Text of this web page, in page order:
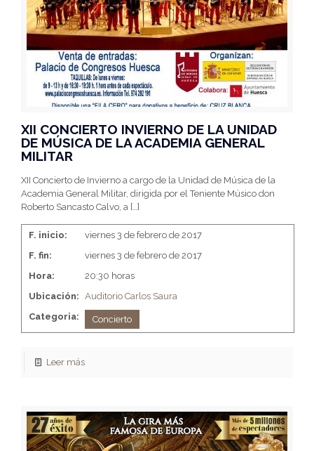
XII CONCIERTO INVIERNO DE LA UNIDAD
DE MÚSICA DE LA ACADEMIA GENERAL
MILITAR
XII Concierto de Invierno a cargo de la Unidad de Música de la
Academia General Militar, dirigida por el Teniente Músico don
Roberto Sancasto Calvo, a […]
F. inicio:
viernes 3 de febrero de 2017
F. fin:
viernes 3 de febrero de 2017
Hora:
20:30 horas
Ubicación: Auditorio Carlos Saura
Categoria:
Concierto
Leer más